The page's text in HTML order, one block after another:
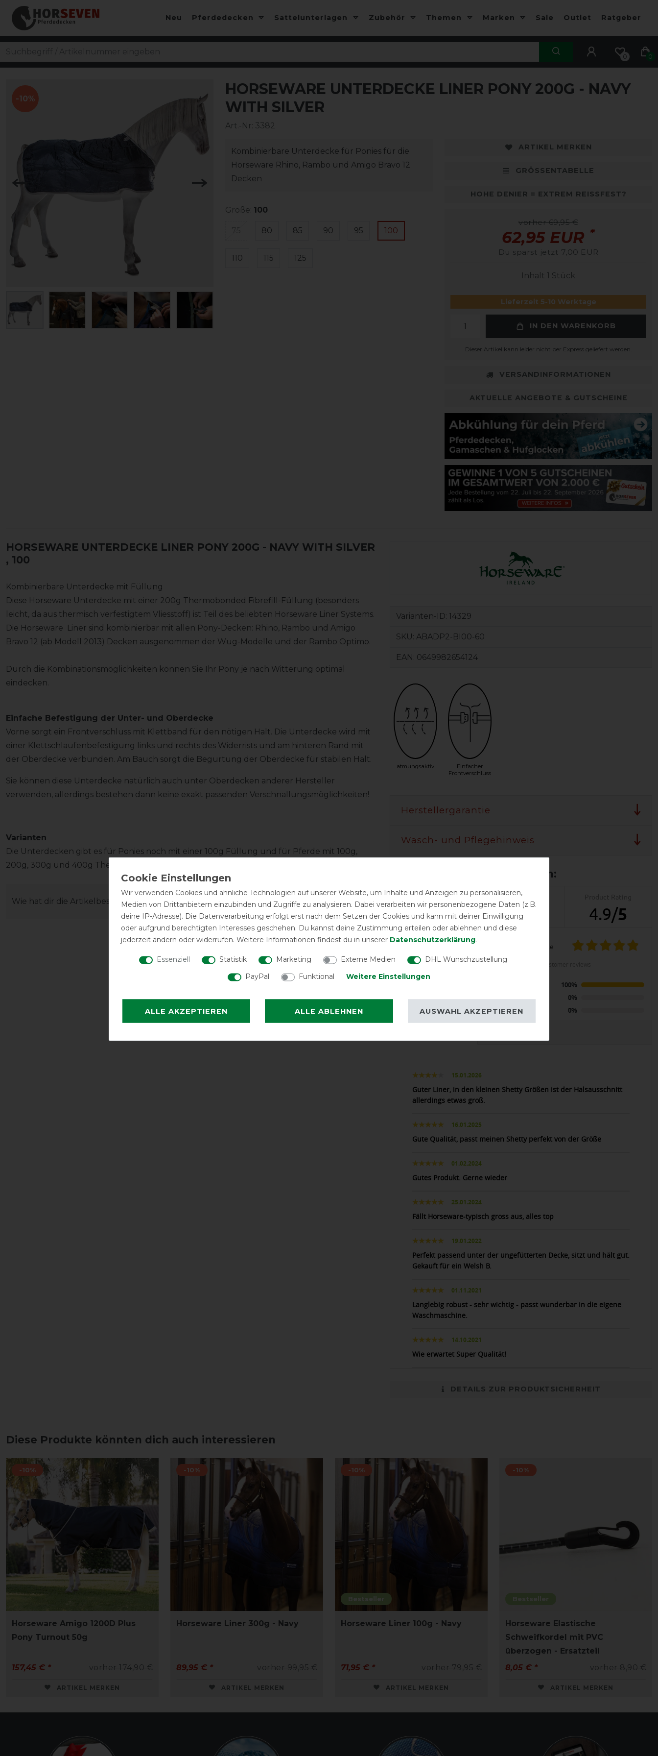
Neu Pferdedecken Sattelunterlagen Zubehör Themen Marken Sale Outlet Ratgeber
0 0
-10%
HORSEWARE UNTERDECKE LINER PONY 200G - NAVY
WITH SILVER
Art.-Nr: 3382
Kombinierbare Unterdecke für Ponies für die
Horseware Rhino, Rambo und Amigo Bravo 12
Decken
Größe: 100
80 85 90 95 100
110 115 125
ARTIKEL MERKEN
GRÖSSENTABELLE
HOHE DENIER = EXTREM REISSFEST?
vorher 69,95 €
62,95 EUR *
Du sparst jetzt 7,00 EUR
Inhalt 1 Stück
Lieferzeit 5-10 Werktage
IN DEN WARENKORB
Dieser Artikel kann leider nicht per Express geliefert werden.
VERSANDINFORMATIONEN
AKTUELLE ANGEBOTE & GUTSCHEINE
HORSEWARE UNTERDECKE LINER PONY 200G - NAVY WITH SILVER
, 100
Kombinierbare Unterdecke mit Füllung
Diese Horseware Unterdecke mit einer 200g Thermobonded Fibrefill-Füllung (besonders
leicht, da aus thermisch verfestigtem Vliesstoff) ist Teil des beliebten Horseware Liner Systems.
Die Horseware Liner sind kombinierbar mit allen Pony-Decken: Rhino, Rambo und Amigo
Bravo 12 (ab Modell 2013) Decken ausgenommen der Wug-Modelle und der Rambo Optimo.
Durch die Kombinationsmöglichkeiten können Sie Ihr Pony je nach Witterung optimal
eindecken.
Einfache Befestigung der Unter- und Oberdecke
Vorne sorgt ein Frontverschluss mit Klettband für den nötigen Halt. Die Unterdecke wird mit
einer Klettschlaufenbefestigung links und rechts des Widerrists und am hinteren Rand mit
der Oberdecke verbunden. Am Bauch sorgt die Begurtung der Oberdecke für stabilen Halt.
Sie können diese Unterdecke natürlich auch unter Oberdecken anderer Hersteller
verwenden, allerdings bestehen dann keine exakt passenden Verschnallungsmöglichkeiten!
Varianten
Die Unterdecken gibt es für Ponies noch mit einer 100g Füllung und für Pferde mit 100g,
200g, 300g und 400g Thermofüllung mit einem Nylon-Außenfutter.
Wie hat dir die Artikelbeschreibung gefallen?
Varianten-ID: 14329
SKU: ABADP2-BI00-60
EAN: 0649982654124
atmungsaktiv
Einfacher
Frontverschluss
Herstellergarantie
Wasch- und Pflegehinweis
EXCELLENT
Horseware Unterdecke
Product Reviews
7 4.9/5
product experience
calculated from 7 customer reviews
100%
Neutral
0%
Negative
0%
15.01.2026
Guter Liner, in den kleinen Shetty Größen ist der Halsausschnitt
allerdings etwas groß.
16.01.2025
Gute Qualität, passt meinen Shetty perfekt von der Größe
01.02.2024
Gutes Produkt. Gerne wieder
25.01.2024
Fällt Horseware-typisch gross aus, alles top
19.01.2022
Perfekt passend unter der ungefütterten Decke, sitzt und hält gut.
Gekauft für ein Welsh B.
01.11.2021
Langlebig robust - sehr wichtig - passt wunderbar in die eigene
Waschmaschine.
14.10.2021
Wie erwartet Super Qualität!
DETAILS ZUR PRODUKTSICHERHEIT
Diese Produkte könnten dich auch interessieren
-10%
Horseware Amigo 1200D Plus
Pony Turnout 50g
vorher 174,90 €
157,45 € *
ARTIKEL MERKEN
-10%
Horseware Liner 300g - Navy
vorher 99,95 €
89,95 € *
ARTIKEL MERKEN
Bestseller
-10%
Horseware Liner 100g - Navy
vorher 79,95 €
71,95 € *
ARTIKEL MERKEN
Bestseller
-10%
Horseware Elastische
Schweifkordel mit PVC
überzogen - Ersatzteil
vorher 8,90 €
8,05 € *
ARTIKEL MERKEN
Wir verwenden Cookies und ähnliche Technologien auf unserer Website, um Inhalte und Anzeigen zu personalisieren,
Medien von Drittanbietern einzubinden und Zugriffe zu analysieren. Dabei verarbeiten wir personenbezogene Daten (z.B.
deine IP-Adresse). Die Datenverarbeitung erfolgt erst nach dem Setzen der Cookies und kann mit deiner Einwilligung
oder aufgrund berechtigten Interesses geschehen. Du kannst deine Zustimmung erteilen oder ablehnen und diese
jederzeit ändern oder widerrufen. Weitere Informationen findest du in unserer Daten­schutz­erklärung.
Essenziell Statistik Marketing Externe Medien
DHL Wunschzustellung
PayPal
Funktional Weitere Einstellungen
ALLE AKZEPTIEREN ALLE ABLEHNEN AUSWAHL AKZEPTIEREN